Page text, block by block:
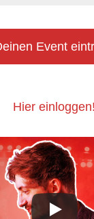
Event
Hier einloggen!